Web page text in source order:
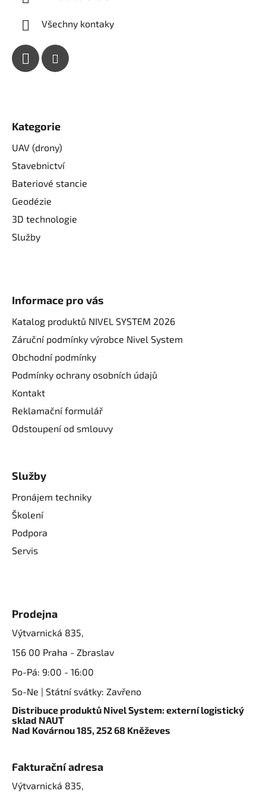
Všechny kontaky
Kategorie
UAV (drony)
Stavebnictví
Bateriové stancie
Geodézie
3D technologie
Služby
Informace pro vás
Katalog produktů NIVEL SYSTEM 2026
Záruční podmínky výrobce Nivel System
Obchodní podmínky
Podmínky ochrany osobních údajů
Kontakt
Reklamační formulář
Odstoupení od smlouvy
Služby
Pronájem techniky
Školení
Podpora
Servis
Prodejna
Výtvarnická 835,
156 00 Praha - Zbraslav
Po-Pá: 9:00 - 16:00
So-Ne | Státní svátky: Zavřeno
Distribuce produktů Nivel System: externí logistický
sklad NAUT
Nad Kovárnou 185, 252 68 Kněževes
Fakturační adresa
Výtvarnická 835,